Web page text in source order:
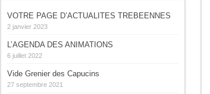
VOTRE PAGE D’ACTUALITES TREBEENNES
2 janvier 2023
L’AGENDA DES ANIMATIONS
6 juillet 2022
Vide Grenier des Capucins
27 septembre 2021